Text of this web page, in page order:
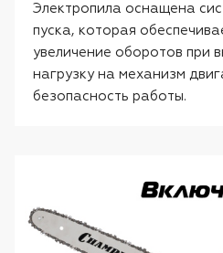
Электропила оснащена
пуска, которая
увеличение оборотов при
нагрузку на механизм
безопасность работы.